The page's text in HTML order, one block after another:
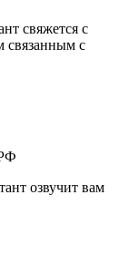
свяжется с
связанным с
озвучит вам